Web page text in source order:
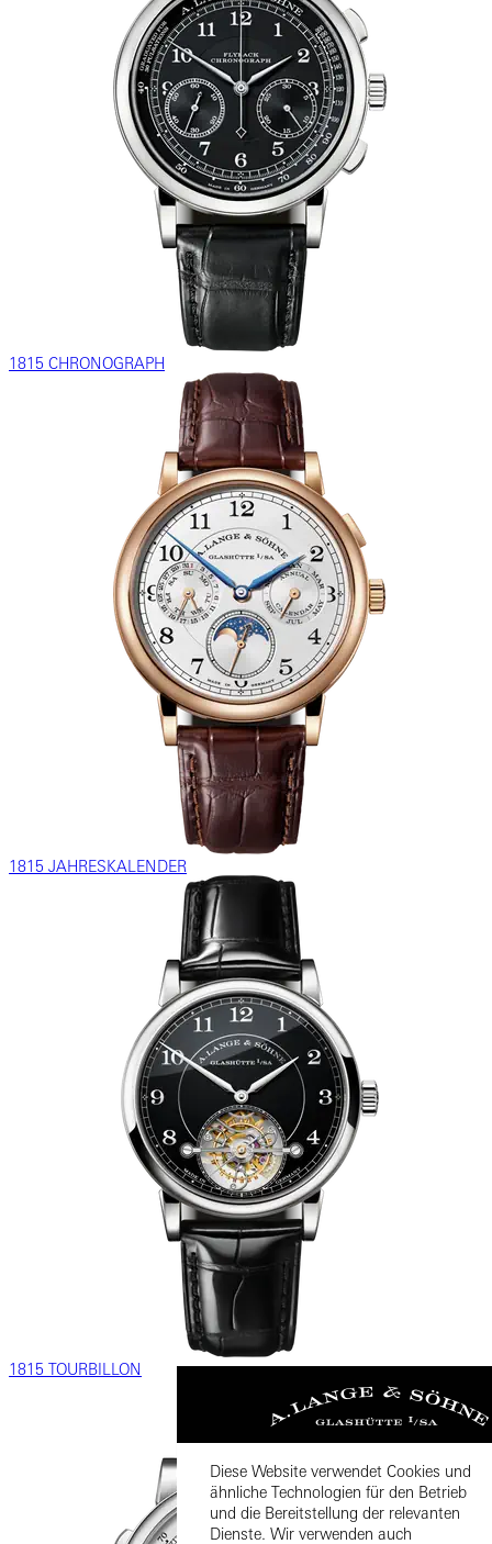
1815 CHRONOGRAPH
1815 JAHRESKALENDER
1815 TOURBILLON
Diese Website verwendet Cookies und
ähnliche Technologien für den Betrieb
und die Bereitstellung der relevanten
Dienste. Wir verwenden auch